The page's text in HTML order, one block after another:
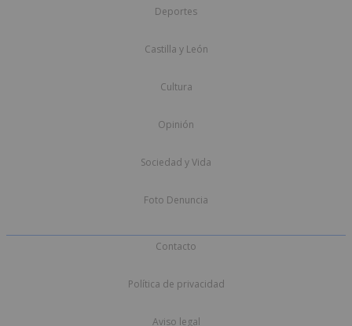
Deportes
Castilla y León
Cultura
Opinión
Sociedad y Vida
Foto Denuncia
Contacto
Política de privacidad
Aviso legal